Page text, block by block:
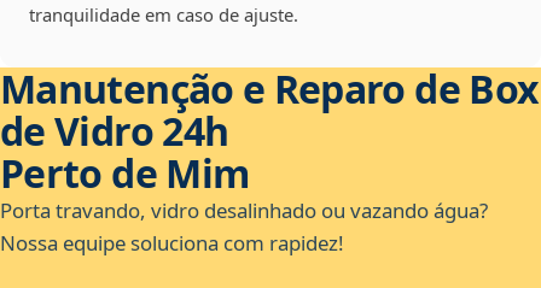
tranquilidade em caso de ajuste.
Manutenção e Reparo de Box
de Vidro 24h
Perto de Mim
Porta travando, vidro desalinhado ou vazando água?
Nossa equipe soluciona com rapidez!